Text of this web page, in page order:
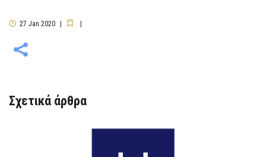
27 Jan 2020
Σχετικά άρθρα